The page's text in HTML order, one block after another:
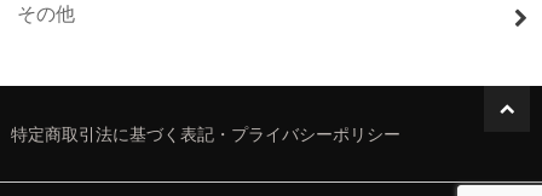
その他
特定商取引法に基づく表記・プライバシーポリシー